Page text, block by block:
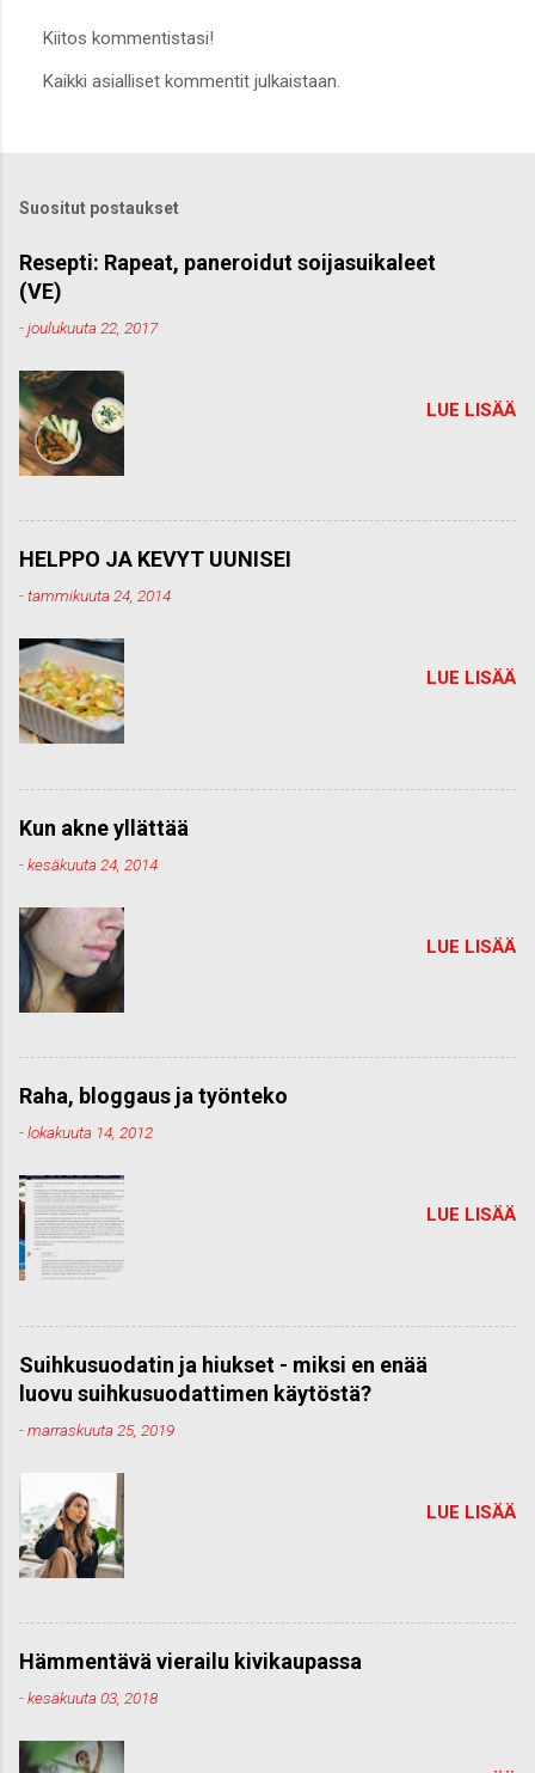
ä
o
m
e
n
t
Kiitos kommentistasi!
Kaikki asialliset kommentit julkaistaan.
Suositut postaukset
Resepti: Rapeat, paneroidut soijasuikaleet
(VE)
-joulukuuta 22, 2017
LUE LISÄÄ
HELPPO JA KEVYT UUNISEI
-tammikuuta 24, 2014
LUE LISÄÄ
Kun akne yllättää
-kesäkuuta 24, 2014
LUE LISÄÄ
Raha, bloggaus ja työnteko
-lokakuuta 14, 2012
LUE LISÄÄ
Suihkusuodatin ja hiukset - miksi en enää
luovu suihkusuodattimen käytöstä?
-marraskuuta 25, 2019
LUE LISÄÄ
Hämmentävä vierailu kivikaupassa
-kesäkuuta 03, 2018